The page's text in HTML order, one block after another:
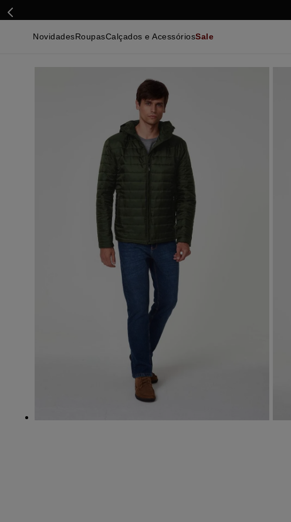
Novidades Roupas
Malhas e Casacos
Beachwear
Ver Tudo
Calçados e Acessórios
Acessórios
Ver Tudo
Sale